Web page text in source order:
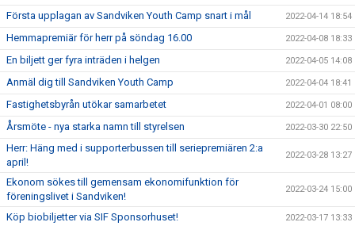
Första upplagan av Sandviken Youth Camp snart i mål 2022-04-14 18:54
Hemmapremiär för herr på söndag 16.00 2022-04-08 18:33
En biljett ger fyra inträden i helgen 2022-04-05 14:08
Anmäl dig till Sandviken Youth Camp 2022-04-04 18:41
Fastighetsbyrån utökar samarbetet 2022-04-01 08:00
Årsmöte - nya starka namn till styrelsen 2022-03-30 22:50
Herr: Häng med i supporterbussen till seriepremiären 2:a
april!
2022-03-28 13:27
Ekonom sökes till gemensam ekonomifunktion för
föreningslivet i Sandviken!
2022-03-24 15:00
Köp biobiljetter via SIF Sponsorhuset! 2022-03-17 13:33